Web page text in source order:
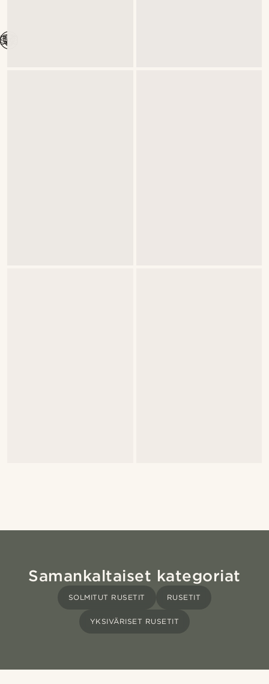
Samankaltaiset kategoriat
SOLMITUT RUSETIT RUSETIT
YKSIVÄRISET RUSETIT